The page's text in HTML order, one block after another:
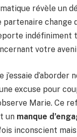
révèle un
change
indéfiniment
votre
j’essaie d’aborder
excuse pour
Marie. Ce
un manque
inconscient